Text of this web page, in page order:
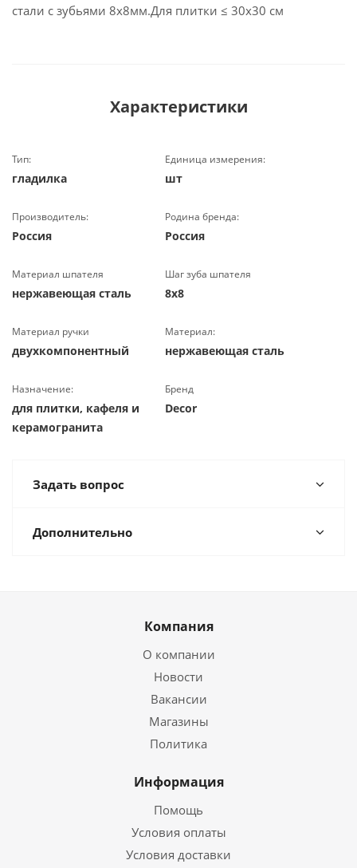
стали с зубьями 8х8мм.Для плитки ≤ 30х30 см
Характеристики
Тип:
гладилка
Единица измерения:
шт
Производитель:
Россия
Родина бренда:
Россия
Материал шпателя
нержавеющая сталь
Шаг зуба шпателя
8х8
Материал ручки
двухкомпонентный
Материал:
нержавеющая сталь
Назначение:
для плитки, кафеля и
керамогранита
Бренд
Decor
Задать вопрос
Дополнительно
Компания
О компании
Новости
Вакансии
Магазины
Политика
Информация
Помощь
Условия оплаты
Условия доставки